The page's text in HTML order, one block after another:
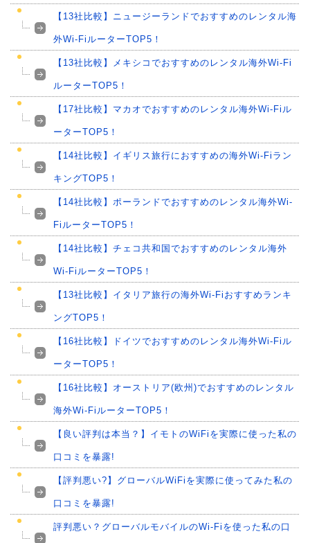
【13社比較】ニュージーランドでおすすめのレンタル海
外Wi-FiルーターTOP5！
【13社比較】メキシコでおすすめのレンタル海外Wi-Fi
ルーターTOP5！
【17社比較】マカオでおすすめのレンタル海外Wi-Fiル
ーターTOP5！
【14社比較】イギリス旅行におすすめの海外Wi-Fiラン
キングTOP5！
【14社比較】ポーランドでおすすめのレンタル海外Wi-
FiルーターTOP5！
【14社比較】チェコ共和国でおすすめのレンタル海外
Wi-FiルーターTOP5！
【13社比較】イタリア旅行の海外Wi-Fiおすすめランキ
ングTOP5！
【16社比較】ドイツでおすすめのレンタル海外Wi-Fiル
ーターTOP5！
【16社比較】オーストリア(欧州)でおすすめのレンタル
海外Wi-FiルーターTOP5！
【良い評判は本当？】イモトのWiFiを実際に使った私の
口コミを暴露!
【評判悪い?】グローバルWiFiを実際に使ってみた私の
口コミを暴露!
評判悪い？グローバルモバイルのWi-Fiを使った私の口